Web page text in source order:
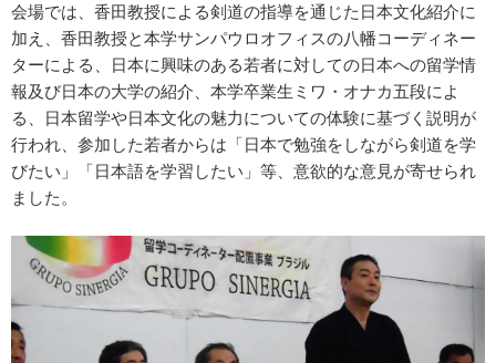
会場では、香田教授による剣道の指導を通じた日本文化紹介に
加え、香田教授と本学サンパウロオフィスの八幡コーディネー
ターによる、日本に興味のある若者に対しての日本への留学情
報及び日本の大学の紹介、本学卒業生ミワ・オナカ五段によ
る、日本留学や日本文化の魅力についての体験に基づく説明が
行われ、参加した若者からは「日本で勉強をしながら剣道を学
びたい」「日本語を学習したい」等、意欲的な意見が寄せられ
ました。